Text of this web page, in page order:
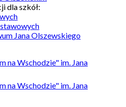
dla szkół:
Jana Olszewskiego